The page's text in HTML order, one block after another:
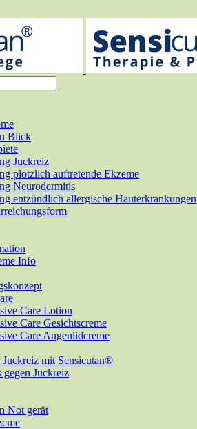
Blick
Juckreiz
plötzlich auftretende Ekzeme
Neurodermitis
entzündlich allergische Hauterkrankungen
Info
Care Lotion
Care Gesichtscreme
Care Augenlidcreme
mit Sensicutan®
gegen Juckreiz
Not gerät